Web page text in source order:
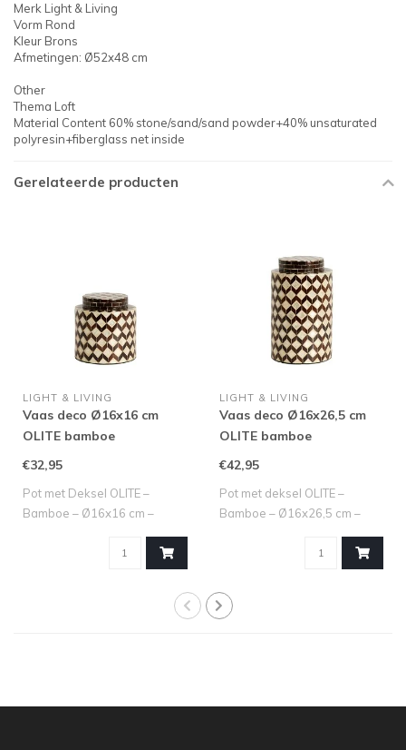
Merk Light & Living
Vorm Rond
Kleur Brons
Afmetingen: Ø52x48 cm
Other
Thema Loft
Material Content 60% stone/sand/sand powder+40% unsaturated
polyresin+fiberglass net inside
Gerelateerde producten
LIGHT & LIVING
Vaas deco Ø16x16 cm
OLITE bamboe
€32,95
Pot met Deksel OLITE –
Bamboe – Ø16x16 cm –
LIGHT & LIVING
Vaas deco Ø16x26,5 cm
OLITE bamboe
€42,95
Pot met deksel OLITE –
Bamboe – Ø16x26,5 cm –